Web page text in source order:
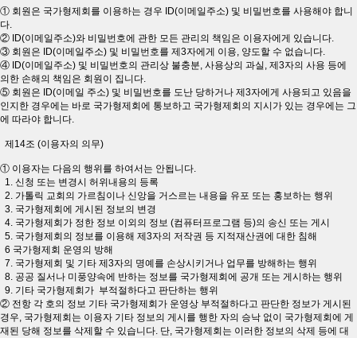
① 회원은 국가형제회를 이용하는 경우 ID(이메일주소) 및 비밀번호를 사용해야 합니
다.
② ID(이메일주소)와 비밀번호에 관한 모든 관리의 책임은 이용자에게 있습니다.
③ 회원은 ID(이메일주소) 및 비밀번호를 제3자에게 이용, 양도할 수 없습니다.
④ ID(이메일주소) 및 비밀번호의 관리상 불충분, 사용상의 과실, 제3자의 사용 등에
의한 손해의 책임은 회원이 집니다.
⑤ 회원은 ID(이메일 주소) 및 비밀번호를 도난 당하거나 제3자에게 사용되고 있음을
인지한 경우에는 바로 국가형제회에 통보하고 국가형제회의 지시가 있는 경우에는 그
에 따라야 합니다.
제14조 (이용자의 의무)
① 이용자는 다음의 행위를 하여서는 안됩니다.
1. 신청 또는 변경시 허위내용의 등록
2. 가톨릭 교회의 가르침이나 신앙을 거스르는 내용을 유포 또는 홍보하는 행위
3. 국가형제회에 게시된 정보의 변경
4. 국가형제회가 정한 정보 이외의 정보 (컴퓨터프로그램 등)의 송신 또는 게시
5. 국가형제회의 정보를 이용해 제3자의 저작권 등 지적재산권에 대한 침해
6 국가형제회 운영의 방해
7. 국가형제회 및 기타 제3자의 명예를 손상시키거나 업무를 방해하는 행위
8. 공공 질서나 미풍양속에 반하는 정보를 국가형제회에 공개 또는 게시하는 행위
9. 기타 국가형제회가 부적절하다고 판단하는 행위
② 전항 각 호의 정보 기타 국가형제회가 운영상 부적절하다고 판단한 정보가 게시된
경우, 국가형제회는 이용자 기타 정보의 게시를 행한 자의 승낙 없이 국가형제회에 게
재된 당해 정보를 삭제할 수 있습니다. 단, 국가형제회는 이러한 정보의 삭제 등에 대